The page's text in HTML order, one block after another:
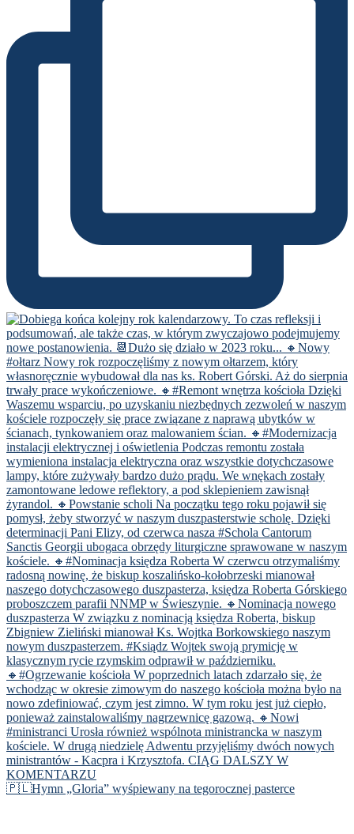
🇵🇱Hymn „Gloria” wyśpiewany na tegorocznej pasterce